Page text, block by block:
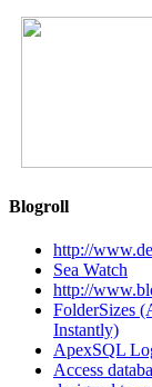
Blogroll
http://
Sea Watch
http://
FolderSizes
Instantly)
ApexSQL
Access